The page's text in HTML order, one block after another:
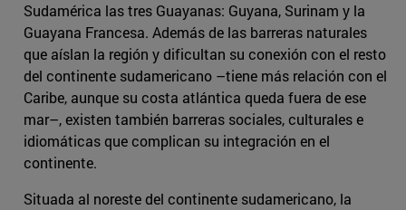
Sudamérica las tres Guayanas: Guyana, Surinam y la
Guayana Francesa. Además de las barreras naturales
que aíslan la región y dificultan su conexión con el resto
del continente sudamericano –tiene más relación con el
Caribe, aunque su costa atlántica queda fuera de ese
mar–, existen también barreras sociales, culturales e
idiomáticas que complican su integración en el
continente.
Situada al noreste del continente sudamericano, la